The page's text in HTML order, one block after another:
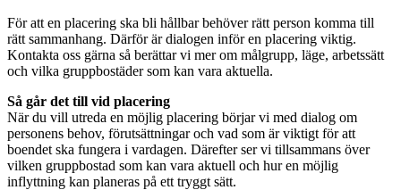
För att en placering ska bli hållbar behöver rätt person komma till
rätt sammanhang. Därför är dialogen inför en placering viktig.
Kontakta oss gärna så berättar vi mer om målgrupp, läge, arbetssätt
och vilka gruppbostäder som kan vara aktuella.
Så går det till vid placering
När du vill utreda en möjlig placering börjar vi med dialog om
personens behov, förutsättningar och vad som är viktigt för att
boendet ska fungera i vardagen. Därefter ser vi tillsammans över
vilken gruppbostad som kan vara aktuell och hur en möjlig
inflyttning kan planeras på ett tryggt sätt.